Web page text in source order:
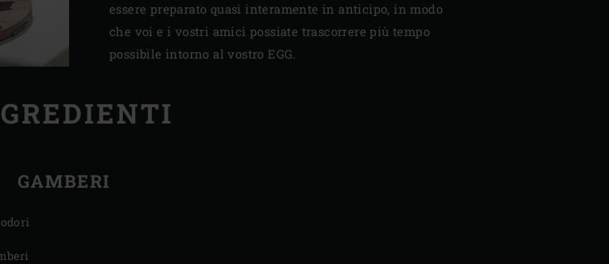
essere preparato quasi interamente in anticipo, in modo
che voi e i vostri amici possiate trascorrere più tempo
possibile intorno al vostro EGG.
GAMBERI